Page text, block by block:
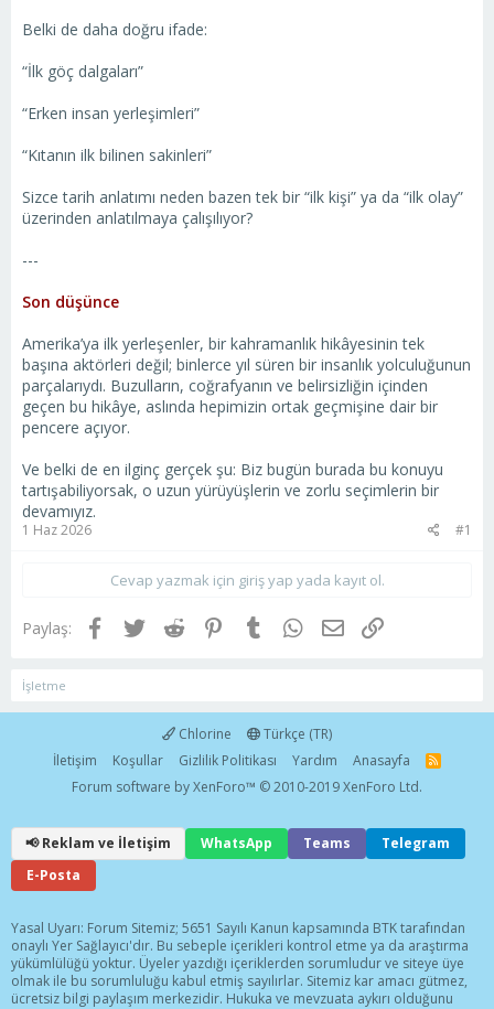
Belki de daha doğru ifade:
“İlk göç dalgaları”
“Erken insan yerleşimleri”
“Kıtanın ilk bilinen sakinleri”
Sizce tarih anlatımı neden bazen tek bir “ilk kişi” ya da “ilk olay”
üzerinden anlatılmaya çalışılıyor?
---
Son düşünce
Amerika’ya ilk yerleşenler, bir kahramanlık hikâyesinin tek
başına aktörleri değil; binlerce yıl süren bir insanlık yolculuğunun
parçalarıydı. Buzulların, coğrafyanın ve belirsizliğin içinden
geçen bu hikâye, aslında hepimizin ortak geçmişine dair bir
pencere açıyor.
Ve belki de en ilginç gerçek şu: Biz bugün burada bu konuyu
tartışabiliyorsak, o uzun yürüyüşlerin ve zorlu seçimlerin bir
devamıyız.
1 Haz 2026 #1
Cevap yazmak için giriş yap yada kayıt ol.
Paylaş: Facebook
TwitterReddit PinterestTumblrWhatsApp
E-postaLink
İşletme
Chlorine
Türkçe (TR)
İletişim
Koşullar Gizlilik Politikası Yardım Anasayfa
R
Forum software by XenForo™ © 2010-2019 XenForo Ltd.
📢 Reklam ve İletişim WhatsApp Teams
Telegram
E-Posta
Yasal Uyarı: Forum Sitemiz; 5651 Sayılı Kanun kapsamında BTK tarafından
onaylı Yer Sağlayıcı'dır. Bu sebeple içerikleri kontrol etme ya da araştırma
yükümlülüğü yoktur. Üyeler yazdığı içeriklerden sorumludur ve siteye üye
olmak ile bu sorumluluğu kabul etmiş sayılırlar. Sitemiz kar amacı gütmez,
ücretsiz bilgi paylaşım merkezidir. Hukuka ve mevzuata aykırı olduğunu